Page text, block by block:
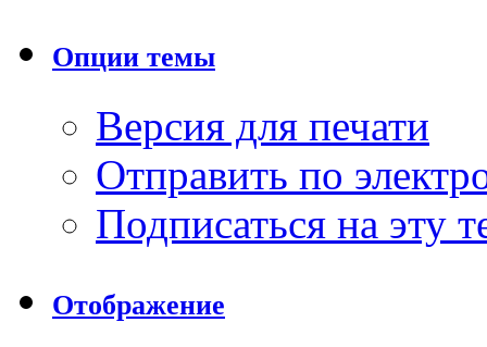
Опции темы
Версия для печати
Отправить по
Подписаться на эту
Отображение